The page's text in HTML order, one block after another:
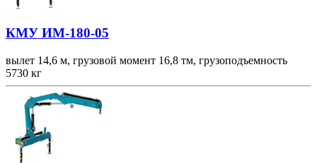
КМУ ИМ-180-05
вылет 14,6 м, грузовой момент 16,8 тм, грузоподъемность
5730 кг